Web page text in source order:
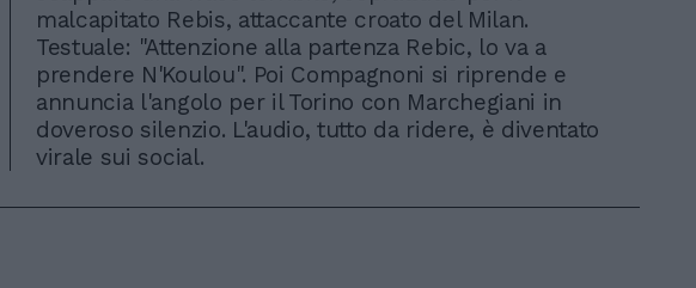
malcapitato Rebis, attaccante croato del Milan.
Testuale: "Attenzione alla partenza Rebic, lo va a
prendere N'Koulou". Poi Compagnoni si riprende e
annuncia l'angolo per il Torino con Marchegiani in
doveroso silenzio. L'audio, tutto da ridere, è diventato
virale sui social.